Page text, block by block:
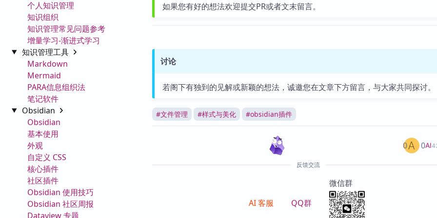
个人知识管理
知识组织
知识管理常见问题参考
增量学习-渐进式学习
知识管理工具
Markdown
Mermaid
PARA信息组织法
笔记软件
Obsidian
Obsidian
基本使用
外观
自定义 CSS
核心插件
社区插件
Obsidian 使用技巧
Obsidian 社区周报
Dataview 专题
如果您有好的想法欢迎提交PR或者文末留言。
讨论
若阁下有独到的见解或新颖的想法，诚邀您在文章下方留言，与大家共同探讨。
#文件管理 #样式与美化 #obsidian插件
AI
0 0
反馈交流
AI 客服 QQ群
微信群